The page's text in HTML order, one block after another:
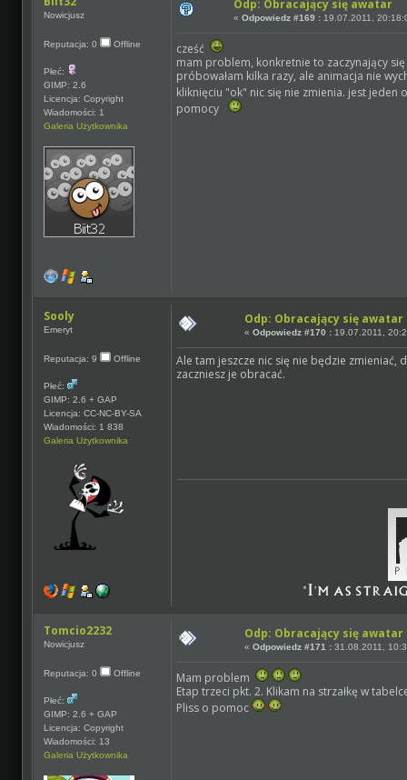
Nowicjusz
Reputacja: 0 Offline
Płeć:
GIMP: 2.6
Licencja: Copyright
Wiadomości: 1
Galeria Użytkownika
Odp: Obracający się awatar
«Odpowiedz #169 : 19.07.2011,
cześć
mam problem, konkretnie to zaczynający
próbowałam kilka razy, ale animacja nie
kliknięciu "ok" nic się nie zmienia. jest jeden
pomocy
Sooly
Emeryt
Reputacja: 9 Offline
Płeć:
GIMP: 2.6 + GAP
Licencja: CC-NC-BY-SA
Wiadomości: 1 838
Galeria Użytkownika
Odp: Obracający się awatar
«Odpowiedz #170 : 19.07.2011,
Ale tam jeszcze nic się nie będzie
zaczniesz je obracać.
Tomcio2232
Nowicjusz
Reputacja: 0 Offline
Płeć:
GIMP: 2.6 + GAP
Licencja: Copyright
Wiadomości: 13
Galeria Użytkownika
Odp: Obracający się awatar
«Odpowiedz #171 : 31.08.2011,
Mam problem
Etap trzeci pkt. 2. Klikam na strzałkę w
Pliss o pomoc